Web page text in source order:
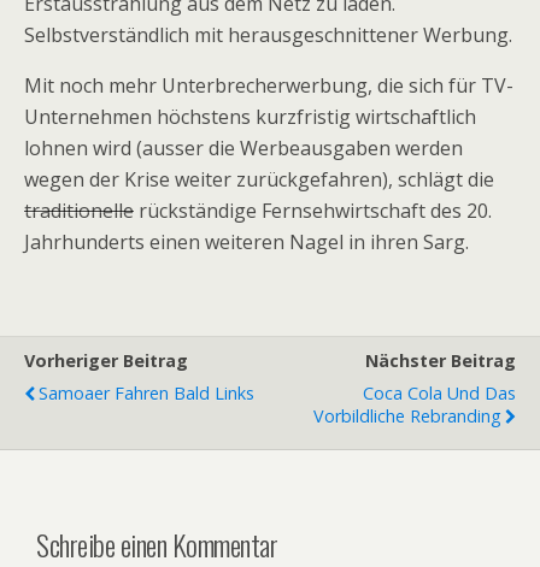
Selbstverständlich mit herausgeschnittener Werbung.
Mit noch mehr Unterbrecherwerbung, die sich für TV-
Unternehmen höchstens kurzfristig wirtschaftlich
lohnen wird (ausser die Werbeausgaben werden
wegen der Krise weiter zurückgefahren), schlägt die
traditionelle rückständige Fernsehwirtschaft des 20.
Jahrhunderts einen weiteren Nagel in ihren Sarg.
Vorheriger Beitrag
Samoaer Fahren Bald Links
Nächster Beitrag
Coca Cola Und Das
Vorbildliche Rebranding
Schreibe einen Kommentar